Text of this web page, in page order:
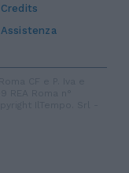
Credits
Assistenza